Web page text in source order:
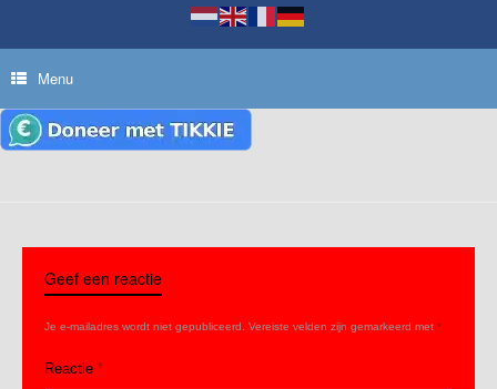
Menu
Geef een reactie
Je e-mailadres wordt niet gepubliceerd. Vereiste velden zijn gemarkeerd met *
Reactie *